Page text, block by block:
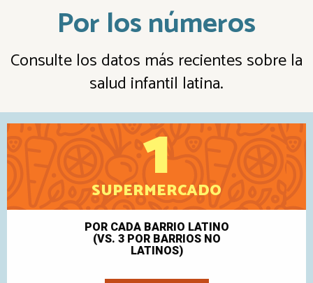
Por los números
Consulte los datos más recientes sobre la
salud infantil latina.
1
SUPERMERCADO
POR CADA BARRIO LATINO
(VS. 3 POR BARRIOS NO
LATINOS)